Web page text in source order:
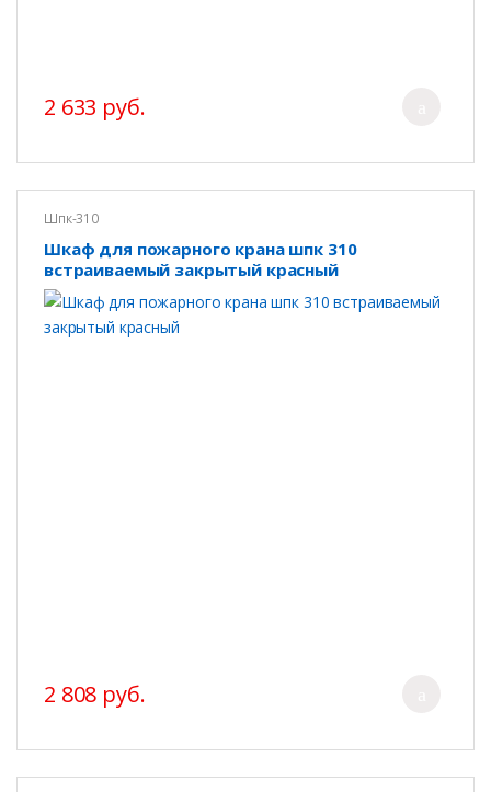
2 633 руб.
Шпк-310
Шкаф для пожарного крана шпк 310
встраиваемый закрытый красный
2 808 руб.